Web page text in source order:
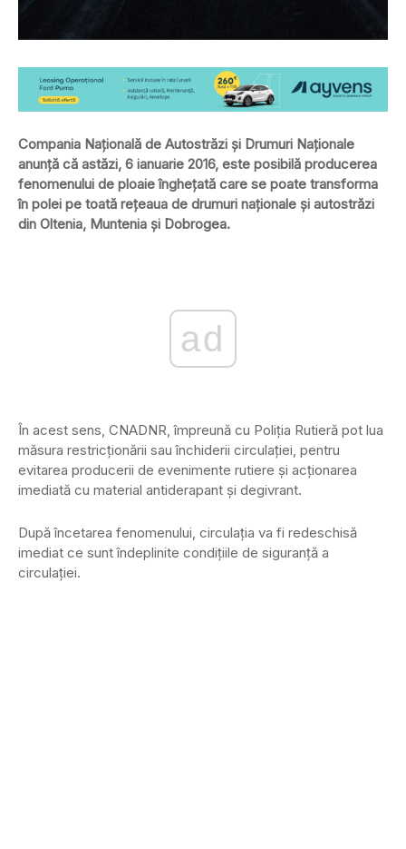
Compania Naţională de Autostrăzi şi Drumuri Naţionale
anunţă că astăzi, 6 ianuarie 2016, este posibilă producerea
fenomenului de ploaie îngheţată care se poate transforma
în polei pe toată reţeaua de drumuri naţionale şi autostrăzi
din Oltenia, Muntenia şi Dobrogea.
ad
În acest sens, CNADNR, împreună cu Poliţia Rutieră pot lua
măsura restricţionării sau închiderii circulaţiei, pentru
evitarea producerii de evenimente rutiere şi acţionarea
imediată cu material antiderapant şi degivrant.
După încetarea fenomenului, circulaţia va fi redeschisă
imediat ce sunt îndeplinite condiţiile de siguranţă a
circulaţiei.